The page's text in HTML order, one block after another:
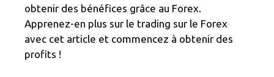
obtenir des bénéfices grâce au Forex.
Apprenez-en plus sur le trading sur le Forex
avec cet article et commencez à obtenir des
profits !